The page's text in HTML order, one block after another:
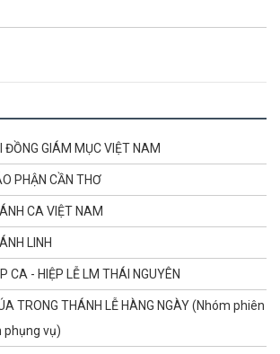
THÔNG
GIỮ XE
ĐỒNG GIÁM MỤC VIỆT NAM
PHẬN CẦN THƠ
CA VIỆT NAM
LINH
CA - HIỆP LỄ LM THÁI NGUYÊN
TRONG THÁNH LỄ HÀNG NGÀY (Nhóm phiên
phụng vụ)